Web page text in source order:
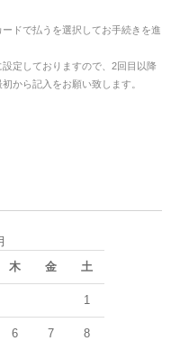
ドで払うを選択してお手続きを進
定しておりますので、2回目以降
から記入をお願い致します。
木 金 土
1
6 7 8